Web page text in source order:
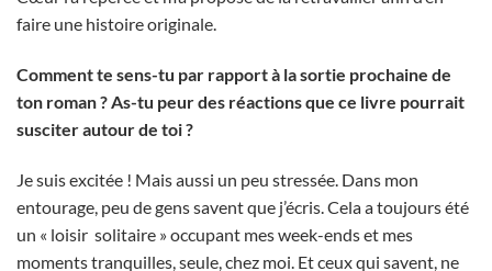
faire une histoire originale.
Comment te sens-tu par rapport à la sortie prochaine de
ton roman ? As-tu peur des réactions que ce livre pourrait
susciter autour de toi ?
Je suis excitée ! Mais aussi un peu stressée. Dans mon
entourage, peu de gens savent que j’écris. Cela a toujours été
un « loisir solitaire » occupant mes week-ends et mes
moments tranquilles, seule, chez moi. Et ceux qui savent, ne